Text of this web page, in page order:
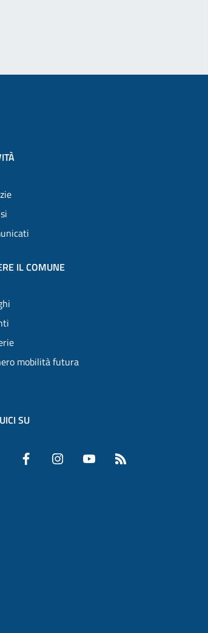
IL COMUNE
mobilità futura
SU
Twitter Facebook InstagramYouTube